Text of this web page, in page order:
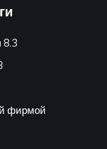
8.3
фирмой